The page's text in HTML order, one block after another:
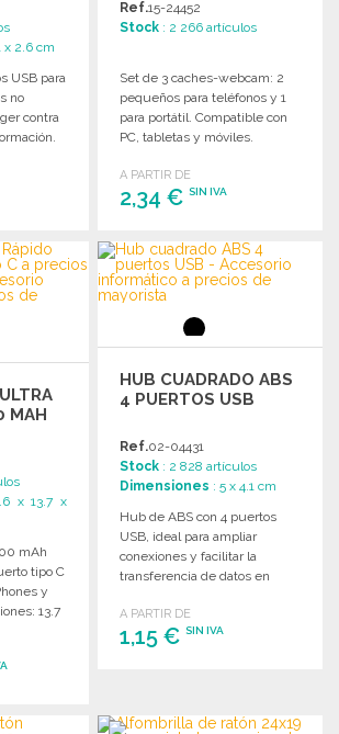
x 2.6 cm
USB para
no
contra
Ref.15-24452
Stock : 2 266 artículos
Set de 3 caches-webcam: 2
pequeños para teléfonos y 1
para portátil. Compatible con
PC, tabletas y móviles.
A PARTIR DE
2,34 €SIN IVA
PEDIR
Solicitar un presupuesto
MAH
x 13.7 x
mAh
tipo C
y
13.7
HUB CUADRADO ABS
4 PUERTOS USB
Ref.02-04431
Stock : 2 828 artículos
Dimensiones : 5 x 4.1 cm
Hub de ABS con 4 puertos
USB, ideal para ampliar
conexiones y facilitar la
transferencia de datos en
A PARTIR DE
1,15 €SIN IVA
Solicitar un presupuesto